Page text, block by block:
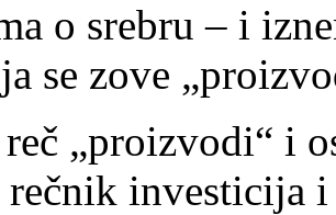
o srebru – i
se zove
„proizvodi“ i
rečnik investicija